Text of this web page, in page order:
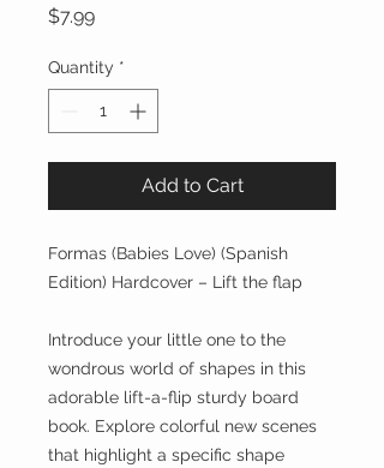
$7.99Price
Quantity *
Add to Cart
Formas (Babies Love) (Spanish
Edition) Hardcover – Lift the flap
Introduce your little one to the
wondrous world of shapes in this
adorable lift-a-flip sturdy board
book. Explore colorful new scenes
that highlight a specific shape